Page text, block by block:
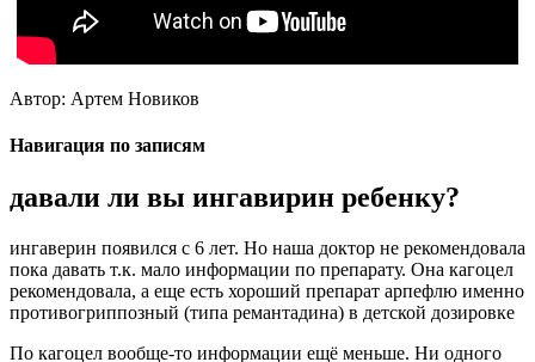
Автор: Артем Новиков
Навигация по записям
давали ли вы ингавирин ребенку?
ингаверин появился с 6 лет. Но наша доктор не рекомендовала
пока давать т.к. мало информации по препарату. Она кагоцел
рекомендовала, а еще есть хороший препарат арпефлю именно
противогриппозный (типа ремантадина) в детской дозировке
По кагоцел вообще-то информации ещё меньше. Ни одного